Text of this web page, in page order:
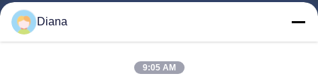
Otros Videos
Inicio
Productos
Diana
9:05 AM